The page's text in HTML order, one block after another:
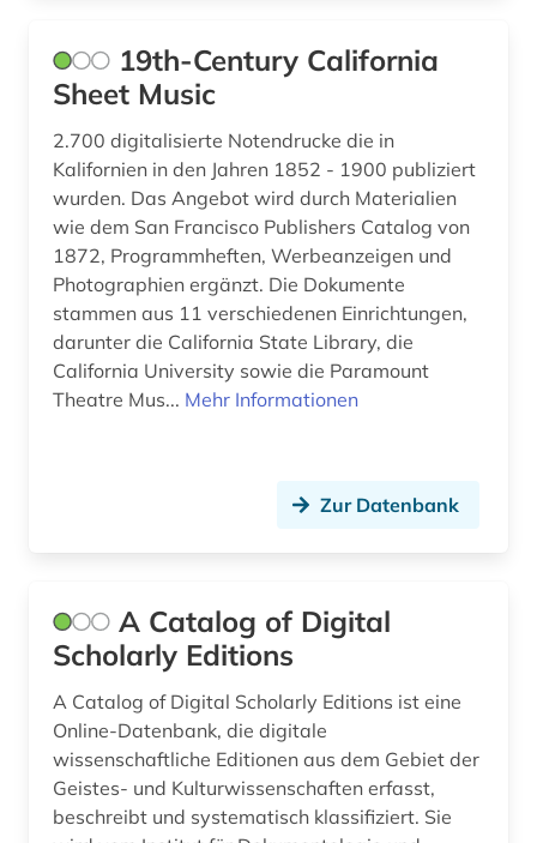
british library (1)
bruckner (1)
bäumker (1)
böhmen (1)
bühnenkünstler (1)
bühnenmusik (1)
carl maria von (1)
casa monzino (1)
chemie (6)
choral (3)
19th-Century California
Sheet Music
2.700 digitalisierte Notendrucke die in
Kalifornien in den Jahren 1852 - 1900 publiziert
wurden. Das Angebot wird durch Materialien
wie dem San Francisco Publishers Catalog von
1872, Programmheften, Werbeanzeigen und
Photographien ergänzt. Die Dokumente
stammen aus 11 verschiedenen Einrichtungen,
darunter die California State Library, die
California University sowie die Paramount
Theatre Mus... Mehr Informationen
Zur Datenbank
A Catalog of Digital
Scholarly Editions
A Catalog of Digital Scholarly Editions ist eine
Online-Datenbank, die digitale
wissenschaftliche Editionen aus dem Gebiet der
Geistes- und Kulturwissenschaften erfasst,
beschreibt und systematisch klassifiziert. Sie